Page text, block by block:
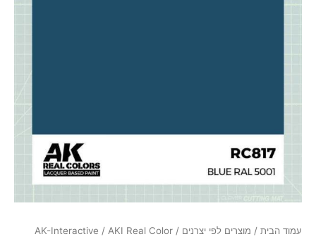
כל
עמוד הבית / מוצרים לפי יצרנים /
AK-Interactive / AKI Real Color